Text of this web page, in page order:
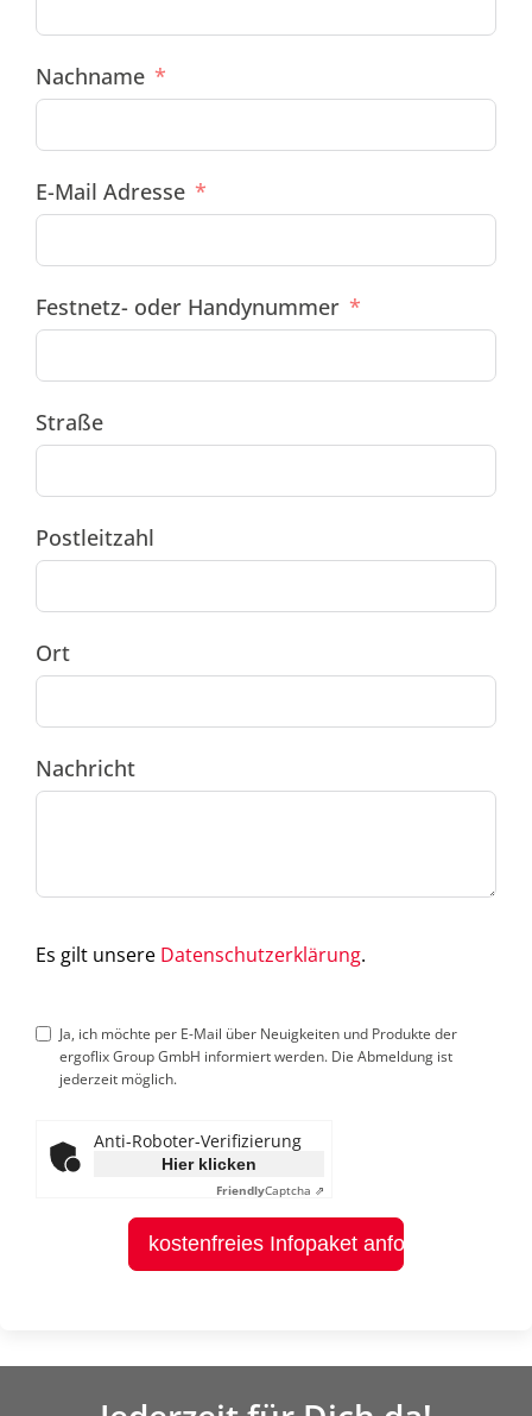
Nachname
E-Mail Adresse
Festnetz- oder Handynummer
Straße
Postleitzahl
Ort
Nachricht
Es gilt unsere Datenschutzerklärung.
Ja, ich möchte per E-Mail über Neuigkeiten und Produkte der
ergoflix Group GmbH informiert werden. Die Abmeldung ist
jederzeit möglich.
Anti-Roboter-Verifizierung
Hier klicken
FriendlyCaptcha ⇗
kostenfreies Infopaket anfordern